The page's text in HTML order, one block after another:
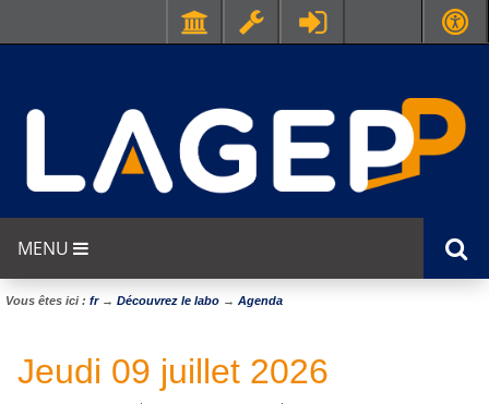
MENU
Vous êtes ici : fr→ Découvrez le labo → Agenda
Jeudi 09 juillet 2026